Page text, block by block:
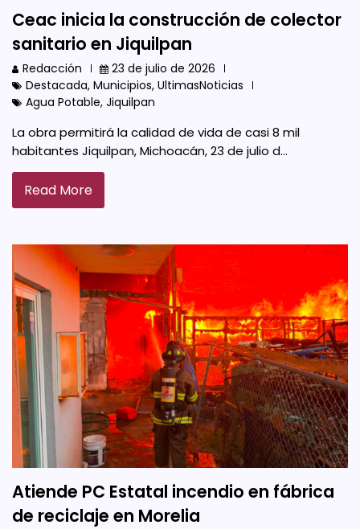
Ceac inicia la construcción de colector
sanitario en Jiquilpan
Redacción
23 de julio de 2026
Destacada, Municipios, UltimasNoticias
Agua Potable, Jiquilpan
La obra permitirá la calidad de vida de casi 8 mil
habitantes Jiquilpan, Michoacán, 23 de julio d…
Read More
Atiende PC Estatal incendio en fábrica
de reciclaje en Morelia